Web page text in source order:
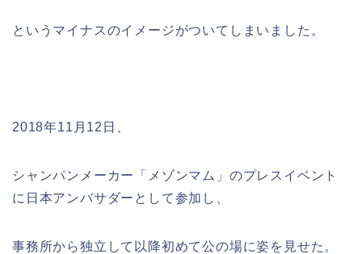
というマイナスのイメージがついてしまいました。
2018年11月12日、
シャンパンメーカー「メゾンマム」のプレスイベント
に日本アンバサダーとして参加し、
事務所から独立して以降初めて公の場に姿を見せた。